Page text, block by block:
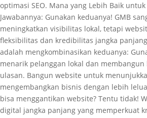
optimasi SEO. Mana yang Lebih Baik
Jawabannya: Gunakan keduanya! GMB
meningkatkan visibilitas lokal, tetapi
fleksibilitas dan kredibilitas jangka
adalah mengkombinasikan keduanya:
menarik pelanggan lokal dan membangun
ulasan. Bangun website untuk
mengembangkan bisnis dengan lebih
bisa menggantikan website? Tentu tidak!
digital jangka panjang yang memperkuat